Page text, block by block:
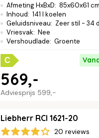
Afmeting HxBxD: 85x60x61 cm
Inhoud: 141 l koelen
Geluidsniveau: Zeer stil - 34
Vriesvak: Nee
Vershoudlade: Groente
C
Adviesprijs 599,-
569,-
Liebherr RCI 1621-20
20 reviews